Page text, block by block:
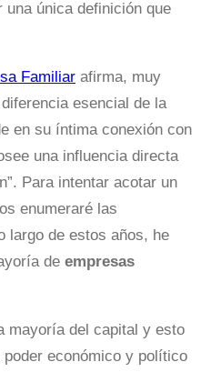
única definición que
Familiar afirma, muy
esencial de la
en su íntima conexión con
una influencia directa
Para intentar acotar un
enumeraré las
largo de estos años, he
de empresas
mayoría del capital y esto
económico y político